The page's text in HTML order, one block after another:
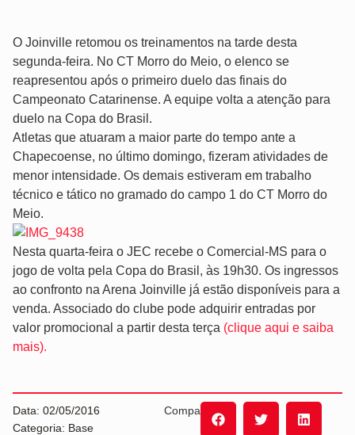
O Joinville retomou os treinamentos na tarde desta
segunda-feira. No CT Morro do Meio, o elenco se
reapresentou após o primeiro duelo das finais do
Campeonato Catarinense. A equipe volta a atenção para
duelo na Copa do Brasil.
Atletas que atuaram a maior parte do tempo ante a
Chapecoense, no último domingo, fizeram atividades de
menor intensidade. Os demais estiveram em trabalho
técnico e tático no gramado do campo 1 do CT Morro do
Meio.
Nesta quarta-feira o JEC recebe o Comercial-MS para o
jogo de volta pela Copa do Brasil, às 19h30. Os ingressos
ao confronto na Arena Joinville já estão disponíveis para a
venda. Associado do clube pode adquirir entradas por
valor promocional a partir desta terça (clique aqui e saiba
mais).
Data: 02/05/2016
Categoria: Base
Compartilhe: